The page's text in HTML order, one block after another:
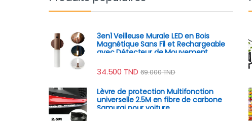
3en1 Veilleuse Murale LED en Bois
Magnétique Sans Fil et Rechargeable
avec Détecteur de Mouvement
34.500 TND 69.000TND
Lèvre de protection Multifonction
universelle 2.5M en fibre de carbone
Samurai pour voiture